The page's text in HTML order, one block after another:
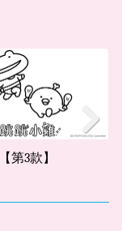
汪汪隊立大功：阿奇